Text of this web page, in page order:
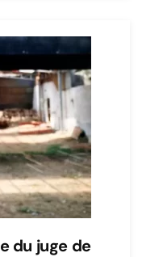
du juge de